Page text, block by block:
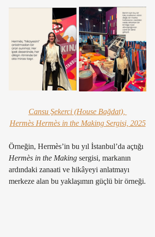
Cansu Şekerci (House Bağdat),
Hermès Hermès in the Making Sergisi, 2025
Örneğin, Hermès’in bu yıl İstanbul’da açtığı
Hermès in the Making sergisi, markanın
ardındaki zanaati ve hikâyeyi anlatmayı
merkeze alan bu yaklaşımın güçlü bir örneği.